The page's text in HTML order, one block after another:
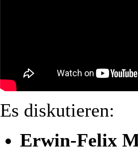
Es diskutieren:
Erwin-Felix